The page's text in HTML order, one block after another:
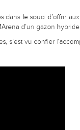
le souci d’offrir
d’un gazon
s’est vu confier